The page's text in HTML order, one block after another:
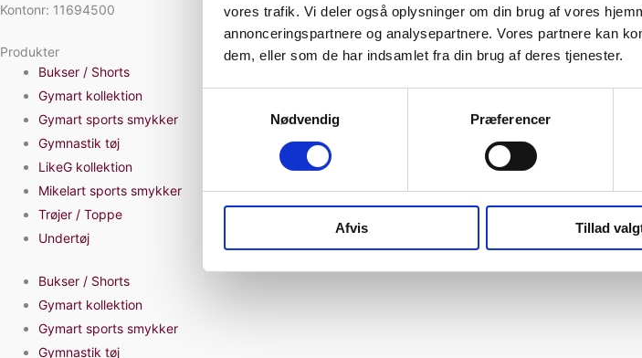
vores trafik. Vi deler også oplysninger om din brug af vores
annonceringspartnere og analysepartnere. Vores partnere kan
dem, eller som de har indsamlet fra din brug af deres tjenester.
Nødvendig
Præferencer
Afvis Tillad
Kontonr: 11694500
Produkter
Bukser / Shorts
Gymart kollektion
Gymart sports smykker
Gymnastik tøj
LikeG kollektion
Mikelart sports smykker
Trøjer / Toppe
Undertøj
Bukser / Shorts
Gymart kollektion
Gymart sports smykker
Gymnastik tøj